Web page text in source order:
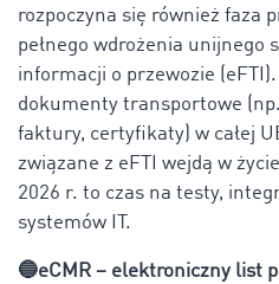
rozpoczyna się również faza
pełnego wdrożenia unijnego
informacji o przewozie
dokumenty transportowe
faktury, certyfikaty) w całej
związane z eFTI wejdą w życie
2026 r. to czas na testy,
systemów IT.
🔵eCMR – elektroniczny list